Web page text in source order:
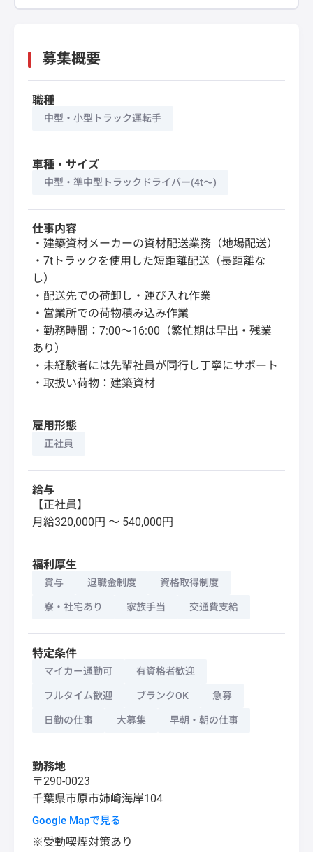
募集概要
職種
中型・小型トラック運転手
車種・サイズ
中型・準中型トラックドライバー(4t～)
仕事内容
・建築資材メーカーの資材配送業務（地場配送）
・7tトラックを使用した短距離配送（長距離な
し）
・配送先での荷卸し・運び入れ作業
・営業所での荷物積み込み作業
・勤務時間：7:00～16:00（繁忙期は早出・残業
あり）
・未経験者には先輩社員が同行し丁寧にサポート
・取扱い荷物：建築資材
雇用形態
正社員
給与
【正社員】
月給320,000円 〜 540,000円
福利厚生
賞与 退職金制度 資格取得制度
寮・社宅あり 家族手当 交通費支給
特定条件
マイカー通勤可 有資格者歓迎
フルタイム歓迎 ブランクOK 急募
日勤の仕事 大募集 早朝・朝の仕事
勤務地
〒290-0023
千葉県市原市姉崎海岸104
Google Mapで見る
※受動喫煙対策あり